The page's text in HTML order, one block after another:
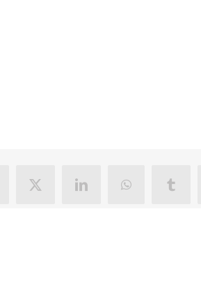
X LinkedInWhatsAppTumblr